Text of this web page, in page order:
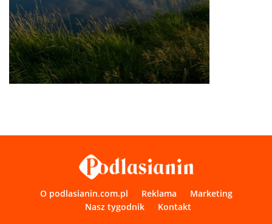
O podlasianin.com.pl Reklama
Marketing
Nasz tygodnik
Kontakt